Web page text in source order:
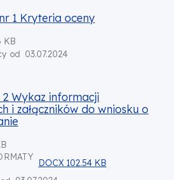
oceny
1 Kryteria oceny
KB
od 03.07.2024
informacji specyficznych i
2 Wykaz informacji
i załączników do wniosku o
DOCX 102.54 KB